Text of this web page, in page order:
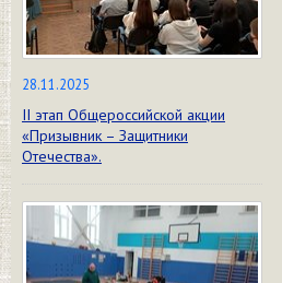
28.11.2025
II этап Общероссийской акции
«Призывник – Защитники
Отечества».